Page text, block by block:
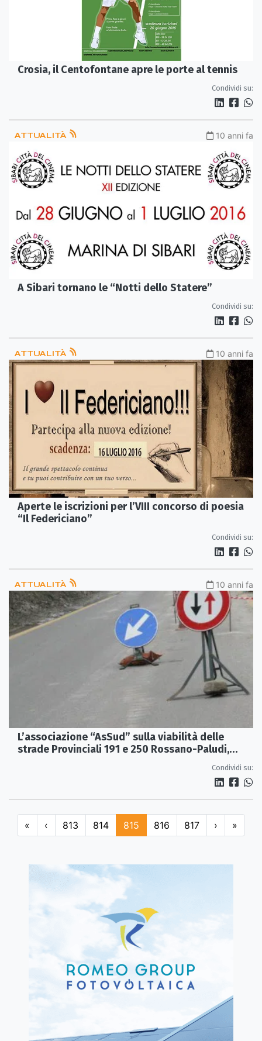
Crosia, il Centofontane apre le porte al tennis
Condividi su:
ATTUALITÀ 10 anni fa
A Sibari tornano le “Notti dello Statere”
Condividi su:
ATTUALITÀ 10 anni fa
Aperte le iscrizioni per l’VIII concorso di poesia
“Il Federiciano”
Condividi su:
ATTUALITÀ 10 anni fa
L’associazione “AsSud” sulla viabilità delle
strade Provinciali 191 e 250 Rossano-Paludi,
Condividi su:
« ‹ 813 814 815 816 817 › »